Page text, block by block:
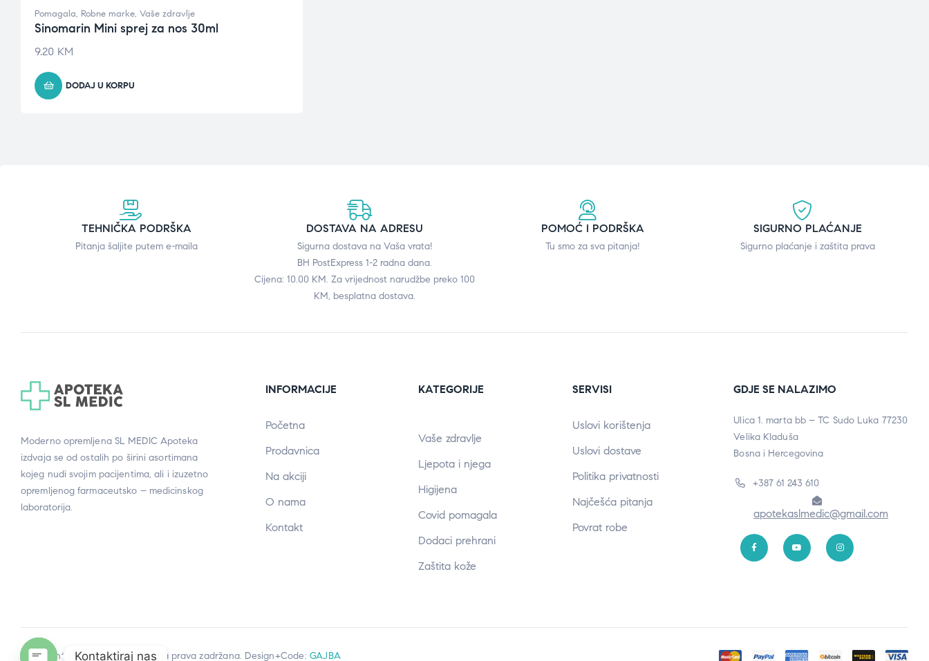
Pomagala, Robne marke, Vaše zdravlje
Sinomarin Mini sprej za nos 30ml
9.20 KM
DODAJ U KORPU
TEHNIČKA PODRŠKA
Pitanja šaljite putem e-maila
DOSTAVA NA ADRESU
Sigurna dostava na Vaša vrata!
BH PostExpress 1-2 radna dana.
Cijena: 10.00 KM. Za vrijednost narudžbe preko 100
KM, besplatna dostava.
POMOĆ I PODRŠKA
Tu smo za sva pitanja!
SIGURNO PLAĆANJE
Sigurno plaćanje i zaštita prava
Moderno opremljena SL MEDIC Apoteka
izdvaja se od ostalih po širini asortimana
kojeg nudi svojim pacijentima, ali i izuzetno
opremljenog farmaceutsko – medicinskog
laboratorija.
INFORMACIJE
Početna
Prodavnica
Na akciji
O nama
Kontakt
KATEGORIJE
Vaše zdravlje
Ljepota i njega
Higijena
Covid pomagala
Dodaci prehrani
Zaštita kože
SERVISI
Uslovi korištenja
Uslovi dostave
Politika privatnosti
Najčešća pitanja
Povrat robe
GDJE SE NALAZIMO
Ulica 1. marta bb – TC Sudo Luka 77230
Velika Kladuša
Bosna i Hercegovina
+387 61 243 610
apotekaslmedic@gmail.com
Copyright © 2023SL MEDIC. Sva prava zadržana. Design+Code:GAJBA
Kontaktiraj nas